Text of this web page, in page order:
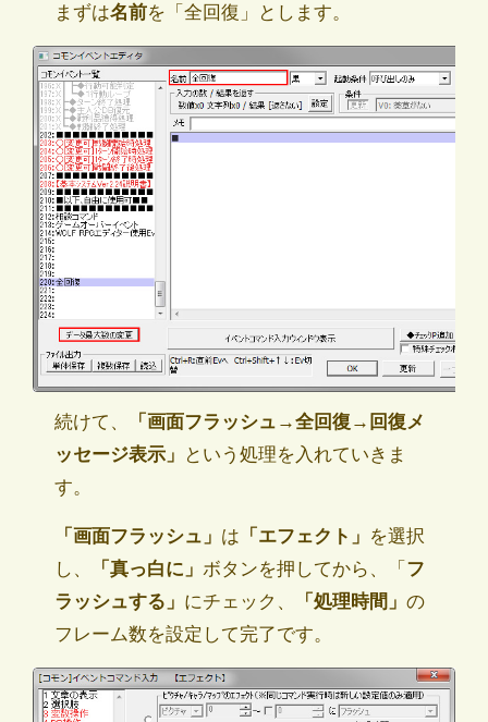
まずは名前を「全回復」とします。
続けて、
「画面フラッシュ→全回復→回復メ
ッセージ表示」
という処理を入れていきま
す。
「画面フラッシュ」 は 「エフェクト」 を選択
し、
「真っ白に」 ボタンを押してから、「 フ
ラッシュする」 にチェック、 「処理時間」 の
フレーム数を設定して完了です。